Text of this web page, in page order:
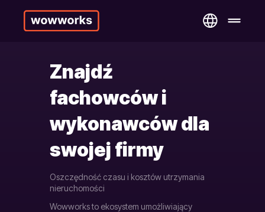
Znajdź
fachowców i
wykonawców dla
swojej firmy
Oszczędność czasu i kosztów utrzymania
nieruchomości
Wowworks to ekosystem umożliwiający